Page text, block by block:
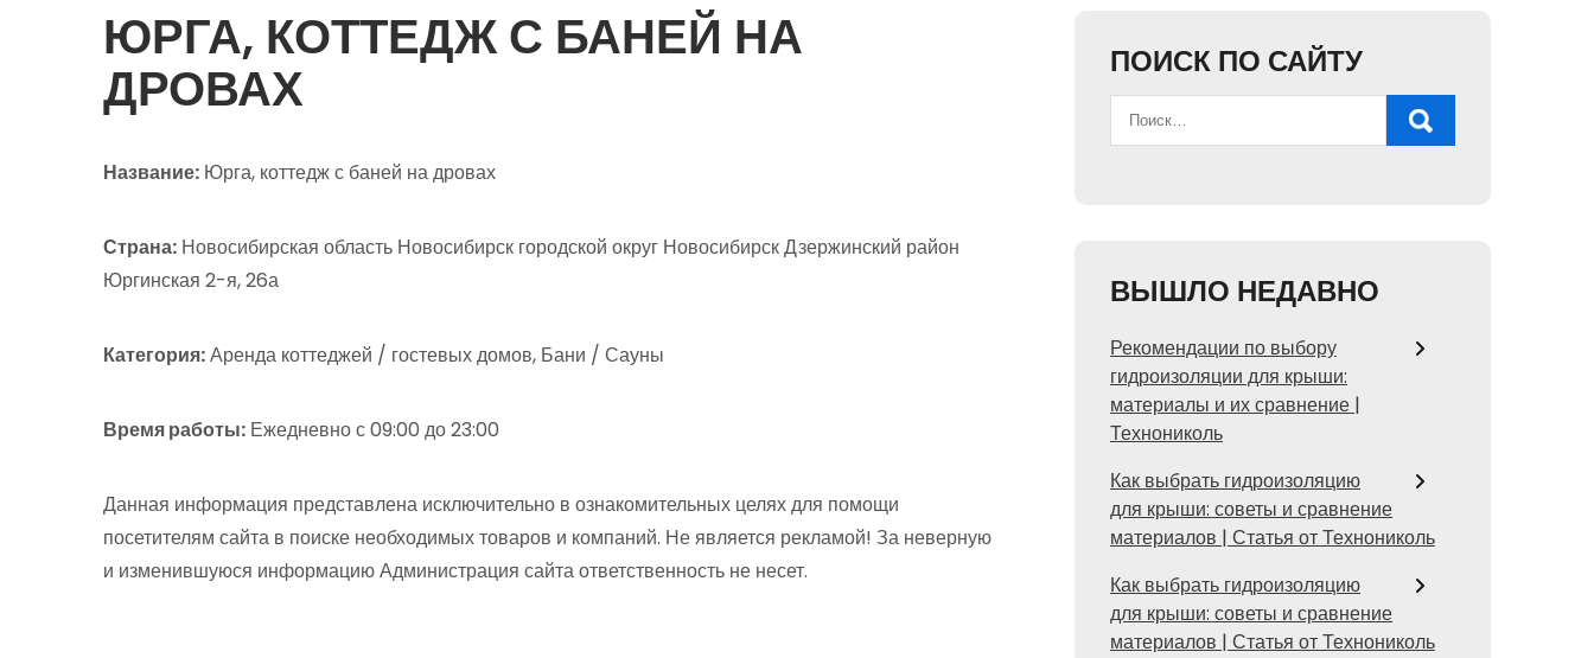
ЮРГА, КОТТЕДЖ С БАНЕЙ НА
ДРОВАХ
Название: Юрга, коттедж с баней на дровах
Страна: Новосибирская область Новосибирск городской округ Новосибирск Дзержинский район
Юргинская 2-я, 26а
Категория:Аренда коттеджей / гостевых домов, Бани / Сауны
Время работы: Ежедневно с 09:00 до 23:00
Данная информация представлена исключительно в ознакомительных целях для помощи
посетителям сайта в поиске необходимых товаров и компаний. Не является рекламой! За неверную
и изменившуюся информацию Администрация сайта ответственность не несет.
ПОИСК ПО САЙТУ
ВЫШЛО НЕДАВНО
Рекомендации по выбору
гидроизоляции для крыши:
материалы и их сравнение |
Технониколь
Как выбрать гидроизоляцию
для крыши: советы и сравнение
материалов | Статья от Технониколь
Как выбрать гидроизоляцию
для крыши: советы и сравнение
материалов | Статья от Технониколь